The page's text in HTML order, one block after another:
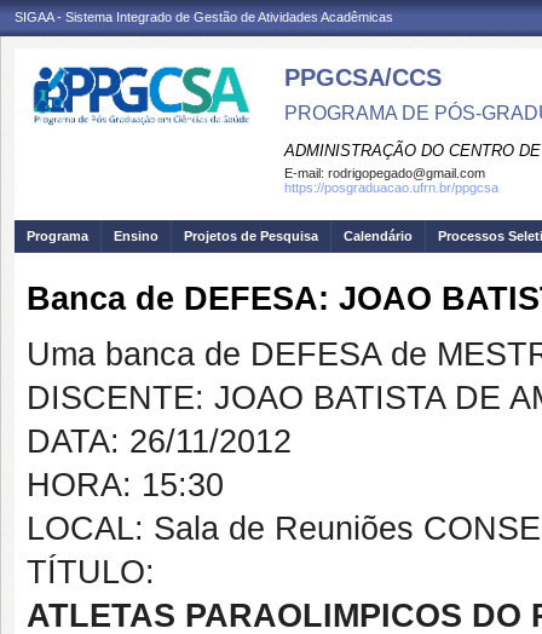
SIGAA - Sistema Integrado de Gestão de Atividades Acadêmicas
PPGCSA/CCS
PROGRAMA DE PÓS-
ADMINISTRAÇÃO DO CENTRO
E-mail: rodrigopegado@gmail.com
https://posgraduacao.ufrn.br/ppgcsa
Programa Ensino Projetos de Pesquisa Calendário Processos
Banca de DEFESA: JOAO
Uma banca de DEFESA de
DISCENTE: JOAO BATISTA DE
DATA: 26/11/2012
HORA: 15:30
LOCAL: Sala de Reuniões
TÍTULO:
ATLETAS PARAOLIMPICOS DO